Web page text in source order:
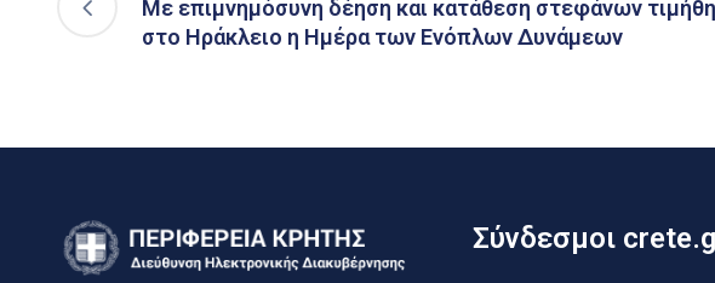
Με επιμνημόσυνη δέηση και κατάθεση στεφάνων
στο Ηράκλειο η Hμέρα των Ενόπλων Δυνάμεων
Σύνδεσμοι